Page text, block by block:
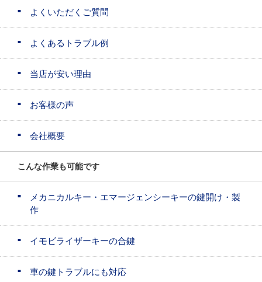
よくいただくご質問
よくあるトラブル例
当店が安い理由
お客様の声
会社概要
こんな作業も可能です
メカニカルキー・エマージェンシーキーの鍵開け・製
作
イモビライザーキーの合鍵
車の鍵トラブルにも対応